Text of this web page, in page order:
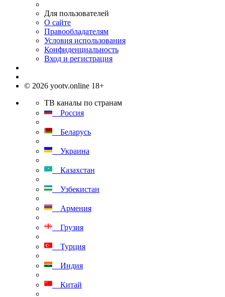
Для пользователей
О сайте
Правообладателям
Условия использования
Конфиденциальность
Вход и регистрация
© 2026 yootv.online 18+
ТВ каналы по странам
Россия
Беларусь
Украина
Казахстан
Узбекистан
Армения
Грузия
Турция
Индия
Китай